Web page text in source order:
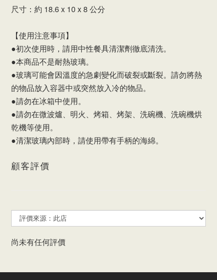
尺寸：約 18.6 x 10 x 8 公分
【使用注意事項】
●初次使用時，請用中性餐具清潔劑徹底清洗。
●本商品不是耐熱玻璃。
●玻璃可能會因溫度的急劇變化而破裂或斷裂。請勿將熱
的物品放入容器中或突然放入冷的物品。
●請勿在冰箱中使用。
●請勿在微波爐、明火、烤箱、烤架、洗碗機、洗碗機烘
乾機等使用。
●清潔玻璃內部時，請使用帶有手柄的海綿。
顧客評價
尚未有任何評價